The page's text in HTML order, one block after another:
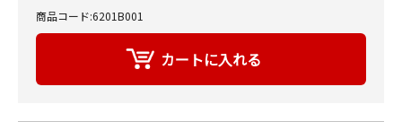
商品コード:6201B001